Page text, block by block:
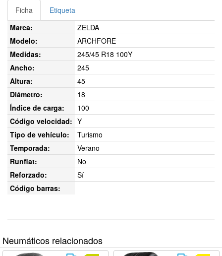
Ficha
Etiqueta
Marca:
ZELDA
Modelo:
ARCHFORE
Medidas:
245/45 R18 100Y
Ancho:
245
Altura:
45
Diámetro:
18
Índice de carga:
100
Código velocidad: Y
Tipo de vehículo:
Turismo
Temporada:
Verano
Runflat:
No
Reforzado:
Sí
Código barras:
Neumáticos relacionados